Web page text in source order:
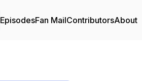
EpisodesFan MailContributorsAbout